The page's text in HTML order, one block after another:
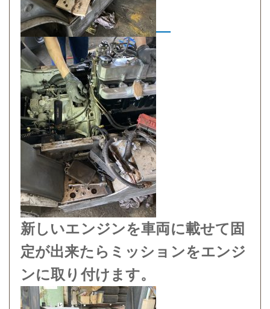
新しいエンジンを車両に載せて固
定が出来たらミッションをエンジ
ンに取り付けます。